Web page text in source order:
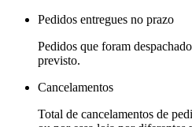
Pedidos entregues no prazo
Pedidos que foram
previsto.
Cancelamentos
Total de cancelamentos de